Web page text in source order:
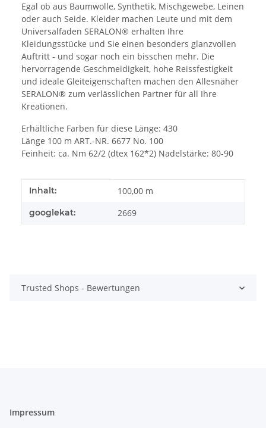
Egal ob aus Baumwolle, Synthetik, Mischgewebe, Leinen
oder auch Seide. Kleider machen Leute und mit dem
Universalfaden SERALON® erhalten Ihre
Kleidungsstücke und Sie einen besonders glanzvollen
Auftritt - und sogar noch ein bisschen mehr. Die
hervorragende Geschmeidigkeit, hohe Reissfestigkeit
und ideale Gleiteigenschaften machen den Allesnäher
SERALON® zum verlässlichen Partner für all Ihre
Kreationen.
Erhältliche Farben für diese Länge: 430
Länge 100 m ART.-NR. 6677 No. 100
Feinheit: ca. Nm 62/2 (dtex 162*2) Nadelstärke: 80-90
Produkteigenschaft
Wert
Inhalt: 100,00 m
googlekat: 2669
Trusted Shops - Bewertungen
Impressum